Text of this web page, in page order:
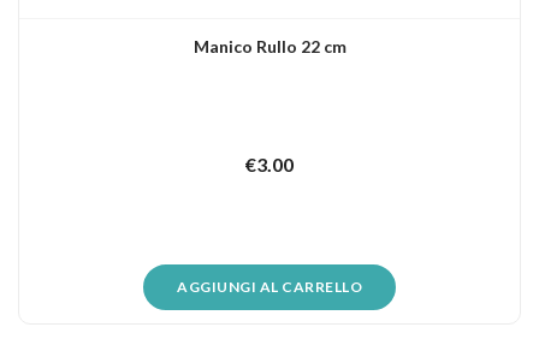
Manico Rullo 22 cm
€3.00
AGGIUNGI AL CARRELLO